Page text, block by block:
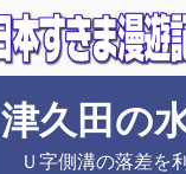
津久田の
Ｕ字側溝の落差を